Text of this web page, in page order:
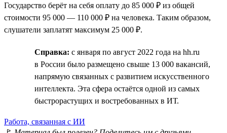
Государство берёт на себя оплату до 85 000 ₽ из общей
стоимости 95 000 — 110 000 ₽ на человека. Таким образом,
слушатели заплатят максимум 25 000 ₽.
Справка: с января по август 2022 года на hh.ru
в России было размещено свыше 13 000 вакансий,
напрямую связанных с развитием искусственного
интеллекта. Эта сфера остаётся одной из самых
быстрорастущих и востребованных в ИТ.
Работа, связанная с ИИ